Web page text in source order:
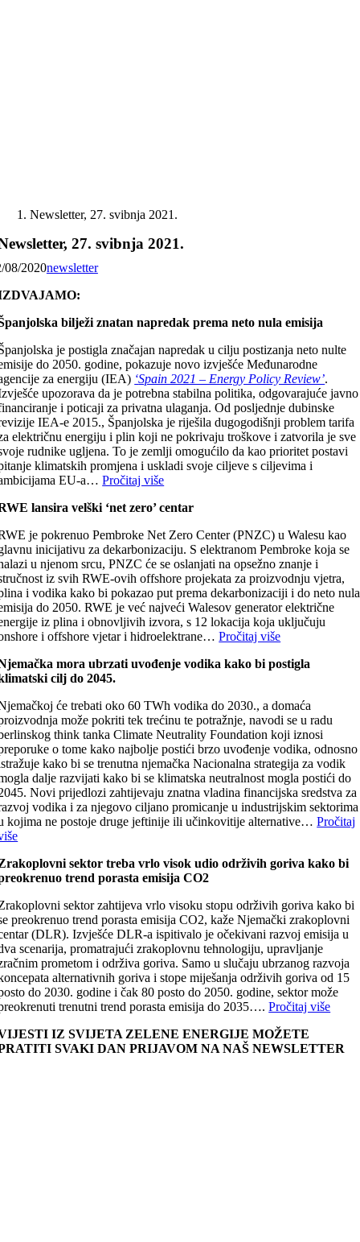
Newsletter, 27. svibnja 2021.
27. svibnja 2021.
08/2020newsletter
bilježi znatan napredak prema neto nula emisija
je postigla značajan napredak u cilju postizanja neto nulte
do 2050. godine, pokazuje novo izvješće Međunarodne
za energiju (IEA) ‘Spain 2021 – Energy Policy Review’.
upozorava da je potrebna stabilna politika, odgovarajuće javno
i poticaji za privatna ulaganja. Od posljednje dubinske
IEA-e 2015., Španjolska je riješila dugogodišnji problem tarifa
električnu energiju i plin koji ne pokrivaju troškove i zatvorila je sve
rudnike ugljena. To je zemlji omogućilo da kao prioritet postavi
klimatskih promjena i uskladi svoje ciljeve s ciljevima i
EU-a…Pročitaj više
lansira velški ‘net zero’ centar
je pokrenuo Pembroke Net Zero Center (PNZC) u Walesu kao
inicijativu za dekarbonizaciju. S elektranom Pembroke koja se
u njenom srcu, PNZC će se oslanjati na opsežno znanje i
iz svih RWE-ovih offshore projekata za proizvodnju vjetra,
i vodika kako bi pokazao put prema dekarbonizaciji i do neto nula
do 2050. RWE je već najveći Walesov generator električne
iz plina i obnovljivih izvora, s 12 lokacija koja uključuju
i offshore vjetar i hidroelektrane…Pročitaj više
mora ubrzati uvođenje vodika kako bi postigla
cilj do 2045.
će trebati oko 60 TWh vodika do 2030., a domaća
može pokriti tek trećinu te potražnje, navodi se u radu
think tanka Climate Neutrality Foundation koji iznosi
o tome kako najbolje postići brzo uvođenje vodika, odnosno
kako bi se trenutna njemačka Nacionalna strategija za vodik
dalje razvijati kako bi se klimatska neutralnost mogla postići do
Novi prijedlozi zahtijevaju znatna vladina financijska sredstva za
vodika i za njegovo ciljano promicanje u industrijskim sektorima
kojima ne postoje druge jeftinije ili učinkovitije alternative…Pročitaj
sektor treba vrlo visok udio održivih goriva kako bi
trend porasta emisija CO2
sektor zahtijeva vrlo visoku stopu održivih goriva kako bi
preokrenuo trend porasta emisija CO2, kaže Njemački zrakoplovni
(DLR). Izvješće DLR-a ispitivalo je očekivani razvoj emisija u
scenarija, promatrajući zrakoplovnu tehnologiju, upravljanje
prometom i održiva goriva. Samo u slučaju ubrzanog razvoja
alternativnih goriva i stope miješanja održivih goriva od 15
do 2030. godine i čak 80 posto do 2050. godine, sektor može
trenutni trend porasta emisija do 2035….Pročitaj više
IZ SVIJETA ZELENE ENERGIJE MOŽETE
SVAKI DAN PRIJAVOM NA NAŠ NEWSLETTER